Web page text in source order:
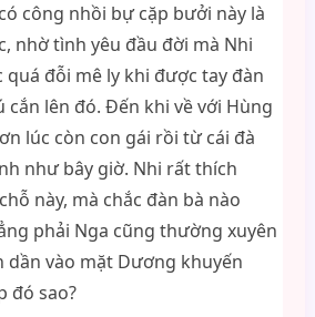
công nhồi bự cặp bưởi này là
nhờ tình yêu đầu đời mà Nhi
quá đỗi mê ly khi được tay đàn
cắn lên đó. Đến khi về với Hùng
lúc còn con gái rồi từ cái đà
như bây giờ. Nhi rất thích
này, mà chắc đàn bà nào
phải Nga cũng thường xuyên
dần vào mặt Dương khuyến
đó sao?